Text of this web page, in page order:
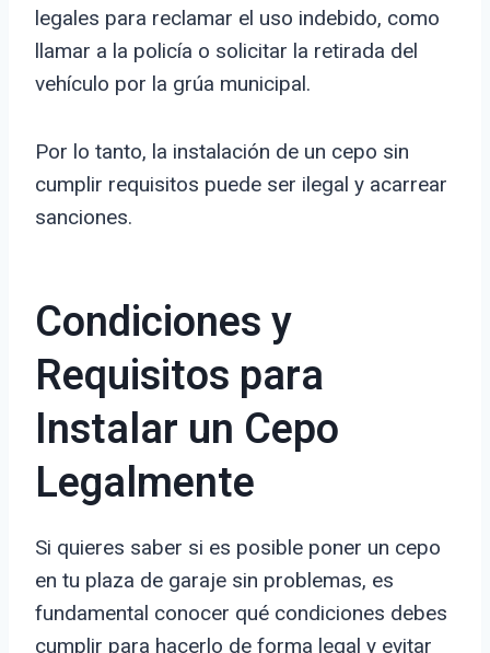
legales para reclamar el uso indebido, como
llamar a la policía o solicitar la retirada del
vehículo por la grúa municipal.
Por lo tanto, la instalación de un cepo sin
cumplir requisitos puede ser ilegal y acarrear
sanciones.
Condiciones y
Requisitos para
Instalar un Cepo
Legalmente
Si quieres saber si es posible poner un cepo
en tu plaza de garaje sin problemas, es
fundamental conocer qué condiciones debes
cumplir para hacerlo de forma legal y evitar